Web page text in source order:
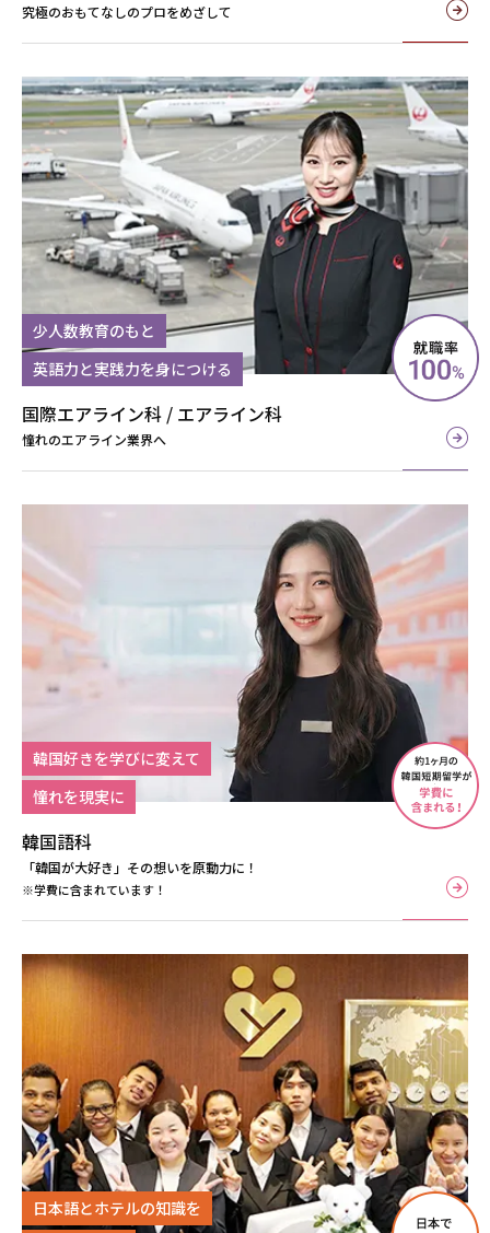
究極のおもてなしのプロをめざして
少⼈数教育のもと
英語⼒と実践⼒を⾝につける
国際エアライン科 / エアライン科
憧れのエアライン業界へ
韓国好きを学びに変えて
憧れを現実に
韓国語科
「韓国が⼤好き」その想いを原動⼒に！
※学費に含まれています！
日本語とホテルの知識を